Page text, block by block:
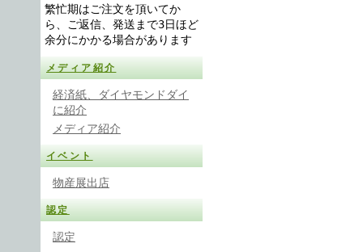
繁忙期はご注文を頂いてか
ら、ご返信、発送まで3日ほど
余分にかかる場合があります
メディア紹介
経済紙、ダイヤモンドダイ
に紹介
メディア紹介
イベント
物産展出店
認定
認定